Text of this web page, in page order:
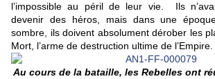
l’impossible au péril de leur vie. Ils
devenir des héros, mais dans une
sombre, ils doivent absolument dérober les
Mort, l’arme de destruction ultime de l’Empire.
Au cours de la bataille, les Rebelles ont